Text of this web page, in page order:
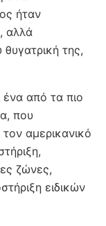
ήταν
αλλά
της,
από τα πιο
που
αμερικανικό
ζώνες,
ειδικών